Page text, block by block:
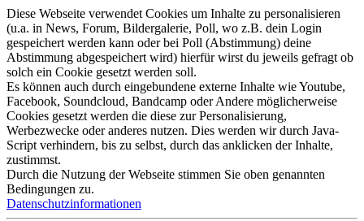
Diese Webseite verwendet Cookies um Inhalte zu personalisieren
(u.a. in News, Forum, Bildergalerie, Poll, wo z.B. dein Login
gespeichert werden kann oder bei Poll (Abstimmung) deine
Abstimmung abgespeichert wird) hierfür wirst du jeweils gefragt ob
solch ein Cookie gesetzt werden soll.
Es können auch durch eingebundene externe Inhalte wie Youtube,
Facebook, Soundcloud, Bandcamp oder Andere möglicherweise
Cookies gesetzt werden die diese zur Personalisierung,
Werbezwecke oder anderes nutzen. Dies werden wir durch Java-
Script verhindern, bis zu selbst, durch das anklicken der Inhalte,
zustimmst.
Durch die Nutzung der Webseite stimmen Sie oben genannten
Bedingungen zu.
Datenschutzinformationen